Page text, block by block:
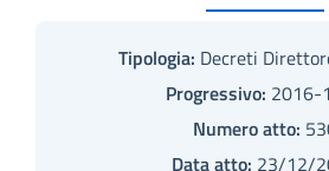
Tipologia: Decreti
Progressivo: 2016-
Numero atto:
Data atto: 23/12/